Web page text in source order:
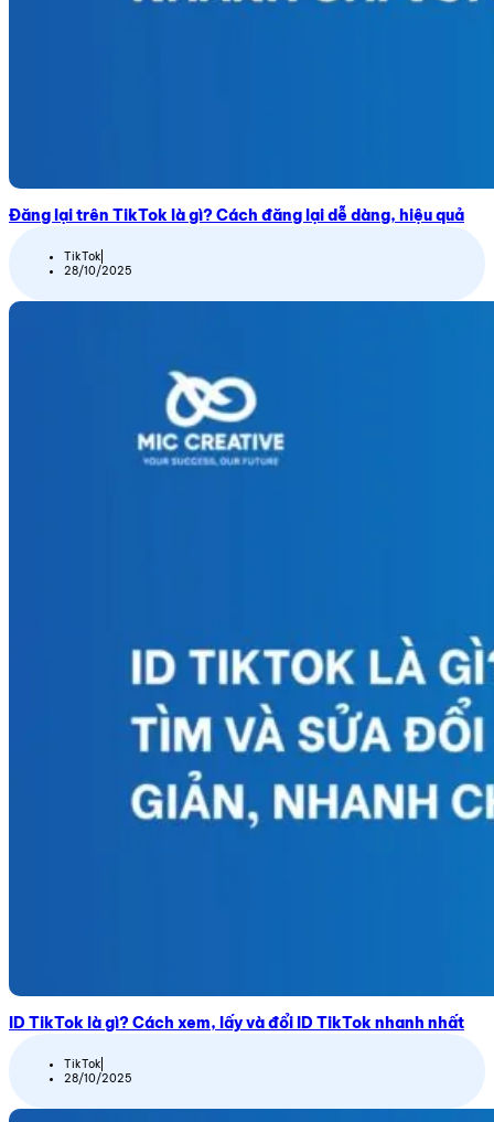
Đăng lại trên TikTok là gì? Cách đăng lại dễ dàng, hiệu quả
TikTok
28/10/2025
ID TikTok là gì? Cách xem, lấy và đổi ID TikTok nhanh nhất
TikTok
28/10/2025